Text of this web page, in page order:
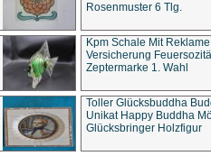
Rosenmuster 6 Tlg.
Kpm Schale Mit Reklame
Versicherung
Zeptermarke 1. Wahl
Toller Glücksbuddha
Unikat Happy Buddha
Glücksbringer Holzfigur